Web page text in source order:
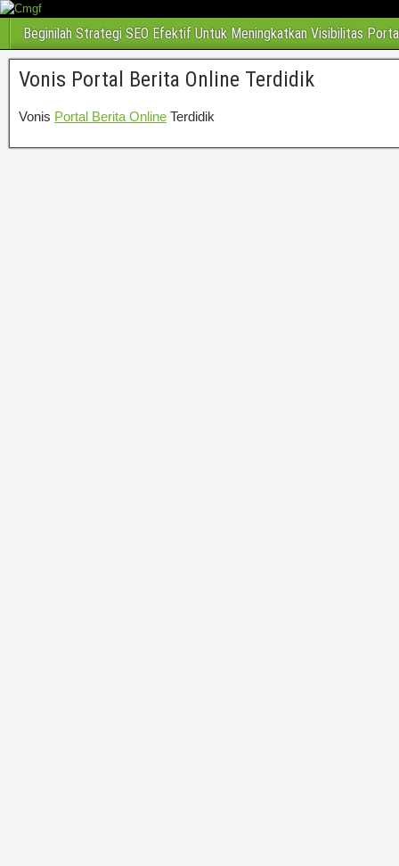
Beginilah Strategi SEO Efektif Untuk Meningkatkan Visibilitas
Vonis Portal Berita Online Terdidik
Vonis Portal Berita Online Terdidik